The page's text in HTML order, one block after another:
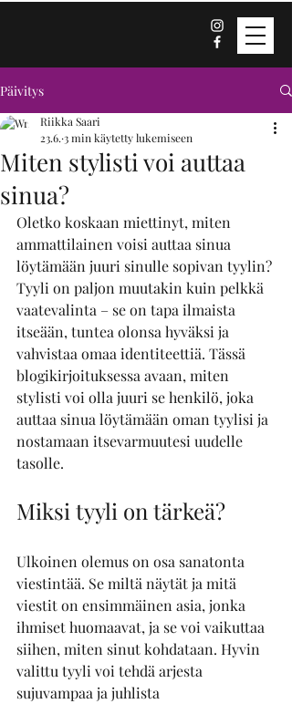
Päivitys
Miten stylisti voi auttaa
sinua?
Riikka Saari
23.6. 3 min käytetty lukemiseen
Oletko koskaan miettinyt, miten
ammattilainen voisi auttaa sinua
löytämään juuri sinulle sopivan tyylin?
Tyyli on paljon muutakin kuin pelkkä
vaatevalinta – se on tapa ilmaista
itseään, tuntea olonsa hyväksi ja
vahvistaa omaa identiteettiä. Tässä
blogikirjoituksessa avaan, miten
stylisti voi olla juuri se henkilö, joka
auttaa sinua löytämään oman tyylisi ja
nostamaan itsevarmuutesi uudelle
tasolle.
Miksi tyyli on tärkeä?
Ulkoinen olemus on osa sanatonta
viestintää. Se miltä näytät ja mitä
viestit on ensimmäinen asia, jonka
ihmiset huomaavat, ja se voi vaikuttaa
siihen, miten sinut kohdataan. Hyvin
valittu tyyli voi tehdä arjesta
sujuvampaa ja juhlista